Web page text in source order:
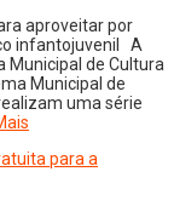
aproveitar por
infantojuvenil A
Municipal de Cultura
Municipal de
uma série